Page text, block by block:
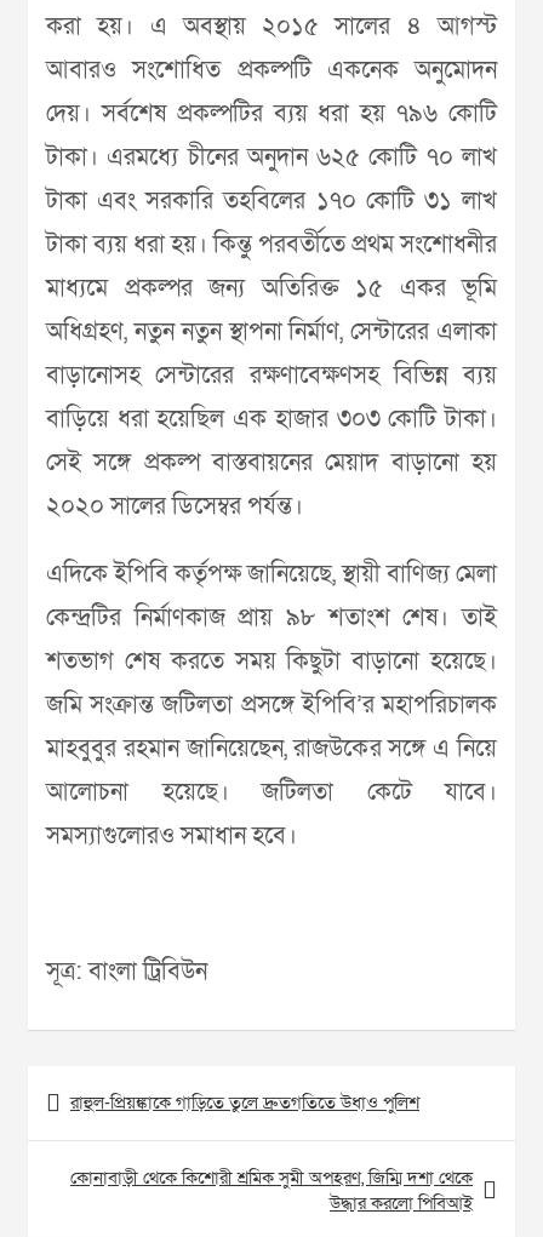
করা হয়। এ অবস্থায় ২০১৫ সালের ৪ আগস্ট
আবারও সংশোধিত প্রকল্পটি একনেক অনুমোদন
দেয়। সর্বশেষ প্রকল্পটির ব্যয় ধরা হয় ৭৯৬ কোটি
টাকা। এরমধ্যে চীনের অনুদান ৬২৫ কোটি ৭০ লাখ
টাকা এবং সরকারি তহবিলের ১৭০ কোটি ৩১ লাখ
টাকা ব্যয় ধরা হয়। কিন্তু পরবর্তীতে প্রথম সংশোধনীর
মাধ্যমে প্রকল্পর জন্য অতিরিক্ত ১৫ একর ভূমি
অধিগ্রহণ, নতুন নতুন স্থাপনা নির্মাণ, সেন্টারের এলাকা
বাড়ানোসহ সেন্টারের রক্ষণাবেক্ষণসহ বিভিন্ন ব্যয়
বাড়িয়ে ধরা হয়েছিল এক হাজার ৩০৩ কোটি টাকা।
সেই সঙ্গে প্রকল্প বাস্তবায়নের মেয়াদ বাড়ানো হয়
২০২০ সালের ডিসেম্বর পর্যন্ত।
এদিকে ইপিবি কর্তৃপক্ষ জানিয়েছে, স্থায়ী বাণিজ্য মেলা
কেন্দ্রটির নির্মাণকাজ প্রায় ৯৮ শতাংশ শেষ। তাই
শতভাগ শেষ করতে সময় কিছুটা বাড়ানো হয়েছে।
জমি সংক্রান্ত জটিলতা প্রসঙ্গে ইপিবি’র মহাপরিচালক
মাহবুবুর রহমান জানিয়েছেন, রাজউকের সঙ্গে এ নিয়ে
আলোচনা হয়েছে। জটিলতা কেটে যাবে।
সমস্যাগুলোরও সমাধান হবে।
সূত্র: বাংলা ট্রিবিউন
Post
navigation
রাহুল-প্রিয়ঙ্কাকে গাড়িতে তুলে দ্রুতগতিতে উধাও পুলিশ
কোনাবাড়ী থেকে কিশোরী শ্রমিক সুমী অপহরণ, জিম্মি দশা থেকে
উদ্ধার করলো পিবিআই